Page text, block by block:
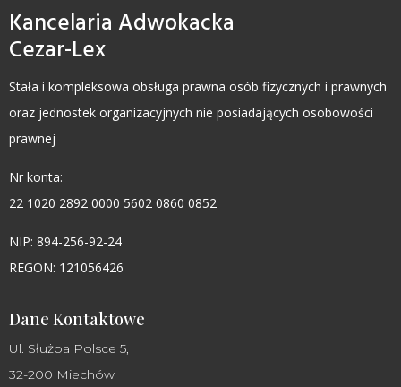
Kancelaria Adwokacka
Cezar-Lex
Stała i kompleksowa obsługa prawna osób fizycznych i prawnych
oraz jednostek organizacyjnych nie posiadających osobowości
prawnej
Nr konta:
22 1020 2892 0000 5602 0860 0852
NIP: 894-256-92-24
REGON: 121056426
Dane Kontaktowe
Ul. Służba Polsce 5,
32-200 Miechów